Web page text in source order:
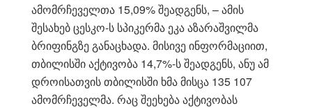
ამომრჩეველთა 15,09% შეადგენს, – ამის
შესახებ ცესკო-ს სპიკერმა ეკა აზარაშვილმა
ბრიფინგზე განაცხადა. მისივე ინფორმაციით,
თბილისში აქტივობა 14,7%-ს შეადგენს, ანუ ამ
დროისათვის თბილისში ხმა მისცა 135 107
ამომრჩეველმა. რაც შეეხება აქტივობას